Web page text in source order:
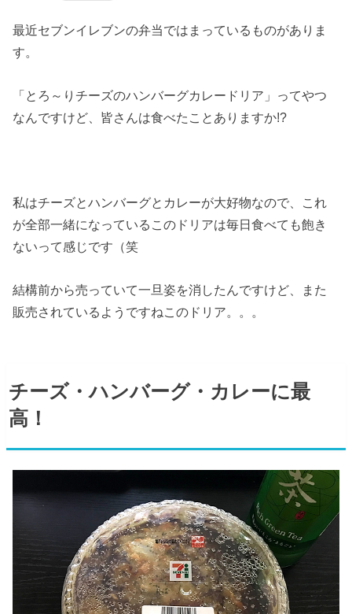
最近セブンイレブンの弁当ではまっているものがありま
す。
「とろ～りチーズのハンバーグカレードリア」ってやつ
なんですけど、皆さんは食べたことありますか!?
私はチーズとハンバーグとカレーが大好物なので、これ
が全部一緒になっているこのドリアは毎日食べても飽き
ないって感じです（笑
結構前から売っていて一旦姿を消したんですけど、また
販売されているようですねこのドリア。。。
チーズ・ハンバーグ・カレーに最
高！